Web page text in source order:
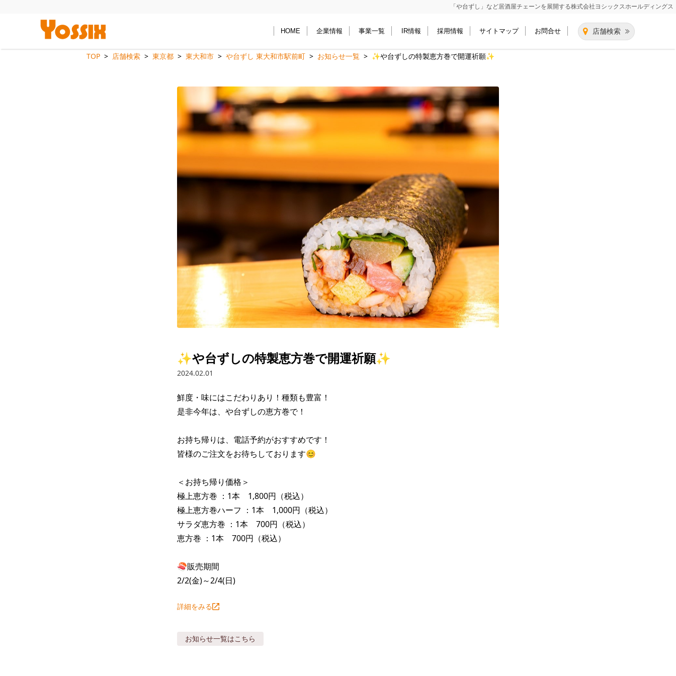
「や台ずし」など居酒屋チェーンを展開する株式会社ヨシックスホールディングス
店舗検索
HOME 企業情報 事業一覧 IR情報 採用情報 サイトマップ お問合せ
TOP 店舗検索 東京都 東大和市 や台ずし 東大和市駅前町 お知らせ一覧 ✨や台ずしの特製恵方巻で開運祈願✨
✨や台ずしの特製恵方巻で開運祈願✨
2024.02.01
鮮度・味にはこだわりあり！種類も豊富！
是非今年は、や台ずしの恵方巻で！
お持ち帰りは、電話予約がおすすめです！
皆様のご注文をお待ちしております😊
＜お持ち帰り価格＞
極上恵方巻 ：1本　1,800円（税込）
極上恵方巻ハーフ ：1本　1,000円（税込）
サラダ恵方巻 ：1本　700円（税込）
恵方巻 ：1本　700円（税込）
🍣販売期間
2/2(金)～2/4(日)
詳細をみる
お知らせ一覧はこちら